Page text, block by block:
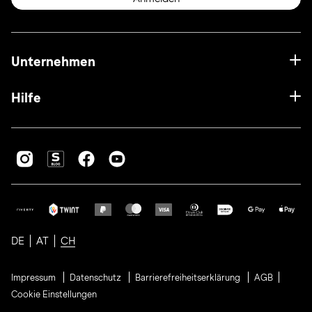
Unternehmen
Hilfe
DE AT CH
Impressum Datenschutz Barrierefreiheitserklärung
AGB
Cookie Einstellungen